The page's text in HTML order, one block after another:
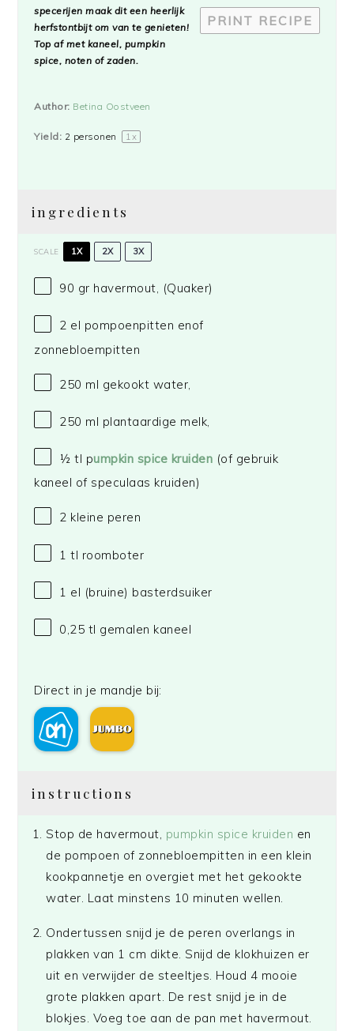
PRINT RECIPE
specerijen maak dit een heerlijk
herfstontbijt om van te genieten!
Top af met kaneel, pumpkin
spice, noten of zaden.
Author: Betina Oostveen
Yield: 2 personen 1x
ingredients
SCALE 1X 2X 3X
90 gr havermout, (Quaker)
2 el pompoenpitten enof
zonnebloempitten
250 ml gekookt water,
250 ml plantaardige melk,
½ tl pumpkin spice kruiden (of gebruik
kaneel of speculaas kruiden)
2 kleine peren
1 tl roomboter
1 el (bruine) basterdsuiker
0,25 tl gemalen kaneel
Direct in je mandje bij:
instructions
Stop de havermout, pumpkin spice kruiden en
de pompoen of zonnebloempitten in een klein
kookpannetje en overgiet met het gekookte
water. Laat minstens 10 minuten wellen.
Ondertussen snijd je de peren overlangs in
plakken van 1 cm dikte. Snijd de klokhuizen er
uit en verwijder de steeltjes. Houd 4 mooie
grote plakken apart. De rest snijd je in de
blokjes. Voeg toe aan de pan met havermout.